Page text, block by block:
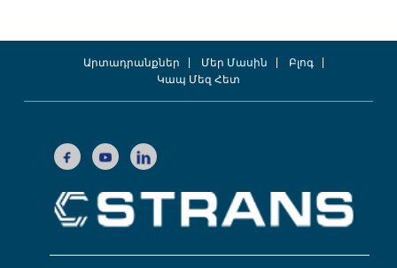
Արտադրանքներ Մեր Մասին
Բլոգ
Կապ Մեզ Հետ